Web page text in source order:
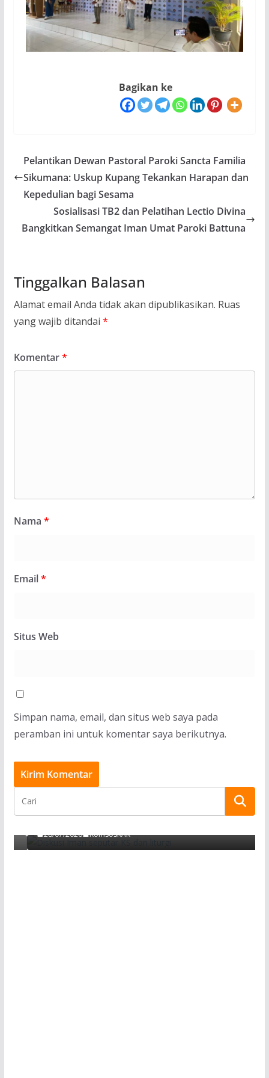
Bagikan ke
Pelantikan Dewan Pastoral Paroki Sancta Familia
Sikumana: Uskup Kupang Tekankan Harapan dan
Kepedulian bagi Sesama
Sosialisasi TB2 dan Pelatihan Lectio Divina
Bangkitkan Semangat Iman Umat Paroki Battuna
Tinggalkan Balasan
Alamat email Anda tidak akan dipublikasikan. Ruas
yang wajib ditandai *
Komentar*
Nama *
Email*
Situs Web
Simpan nama, email, dan situs web saya pada
peramban ini untuk komentar saya berikutnya.
BERITA
Pelatihan Lectio Divina di Paroki Kapan,
Membangkitkan Semangat Literasi Kitab Suci
pada Orang Muda, Remaja dan Anak-anak
28/07/2026 KomsosKAK